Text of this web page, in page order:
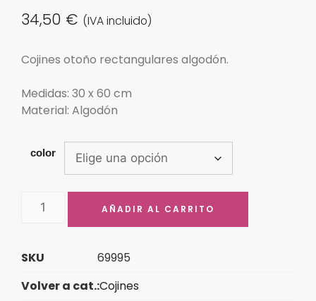
34,50 € (IVA incluido)
Cojines otoño rectangulares algodón.
Medidas: 30 x 60 cm
Material: Algodón
color
AÑADIR AL CARRITO
SKU
69995
Volver a cat.:Cojines